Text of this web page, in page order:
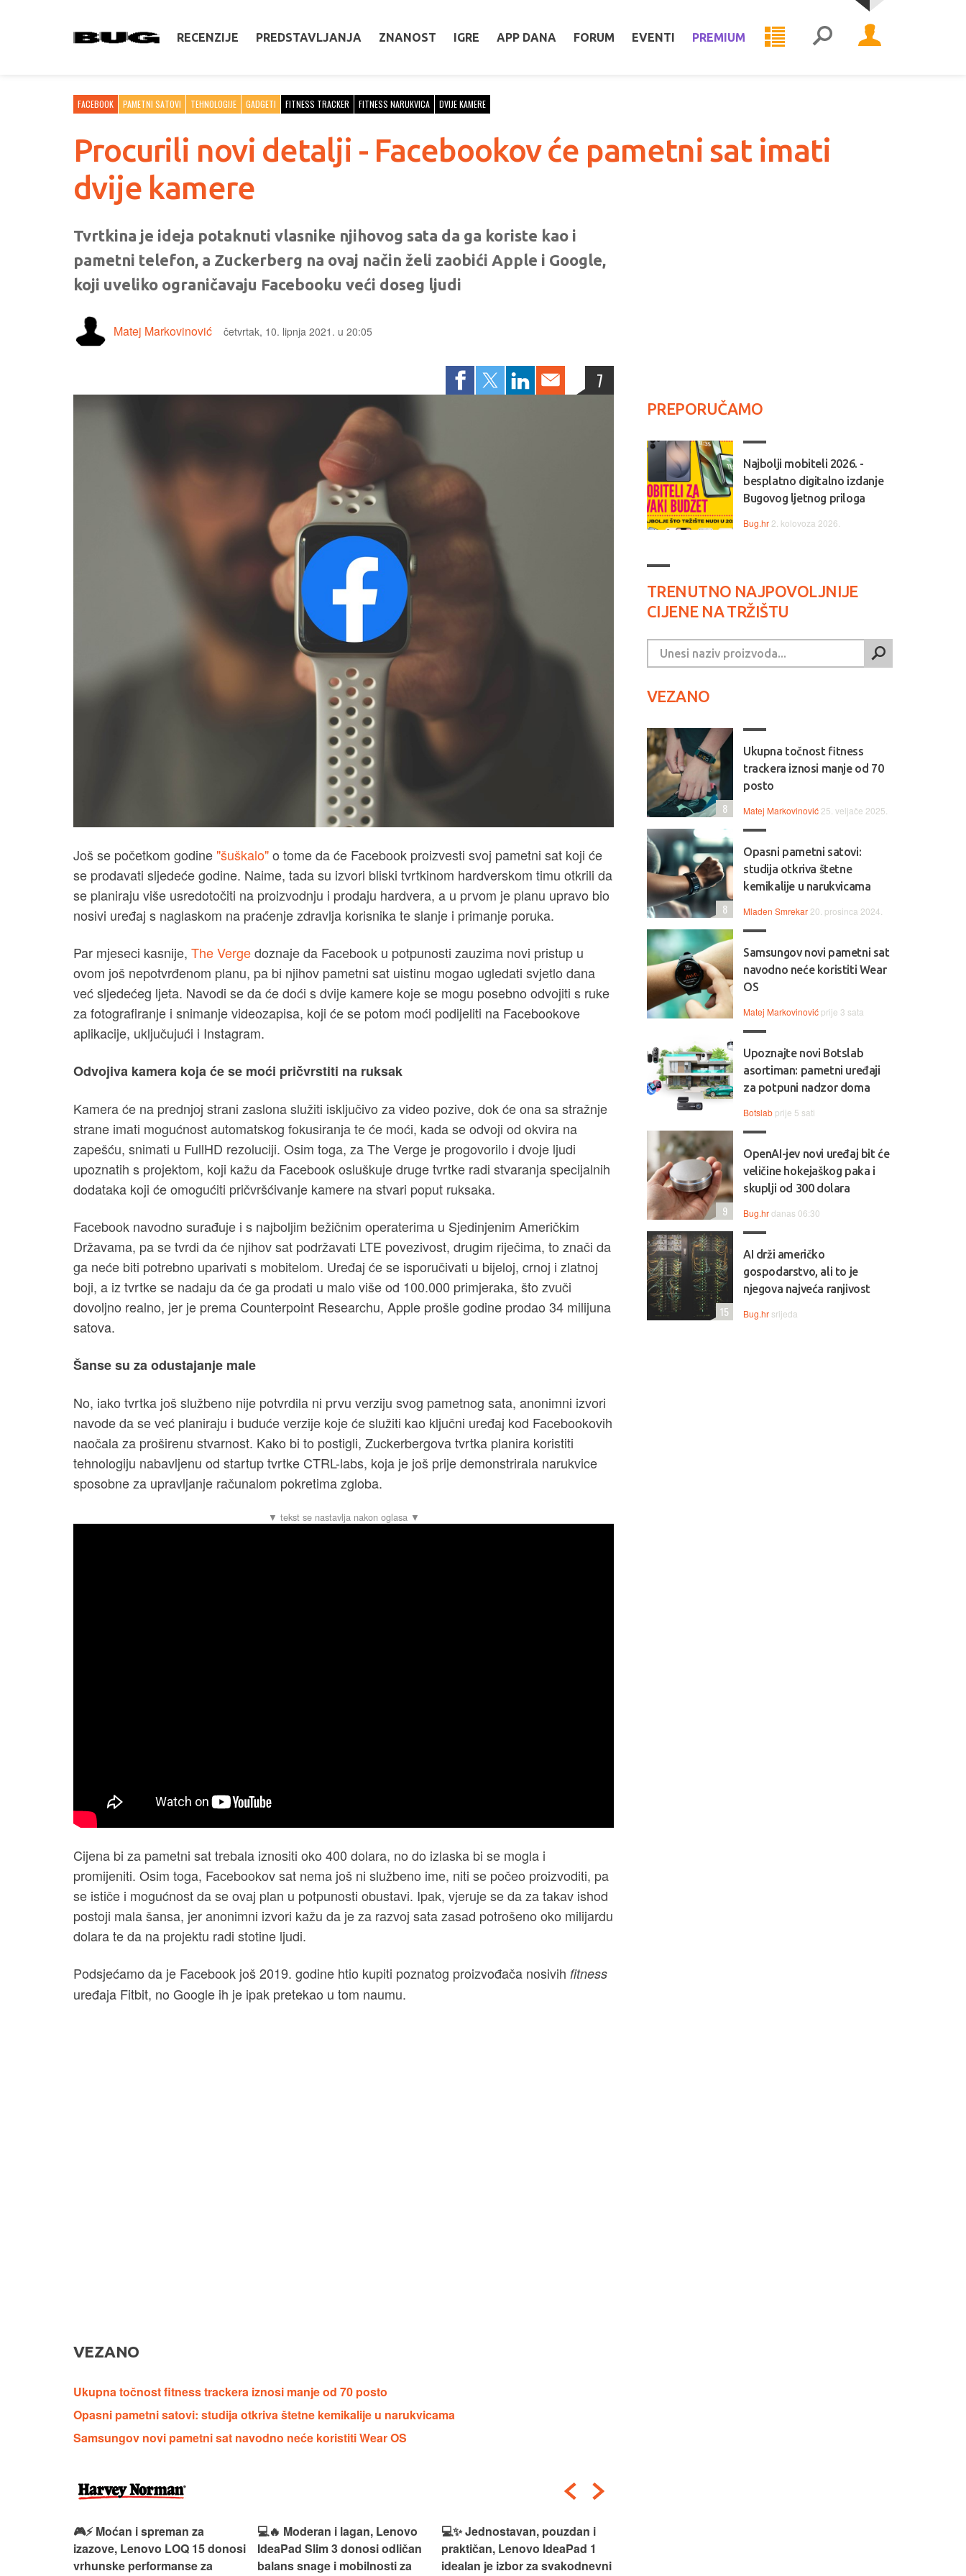
RECENZIJE PREDSTAVLJANJA ZNANOST IGRE APP DANA FORUM EVENTI PREMIUM
FACEBOOK PAMETNI SATOVI TEHNOLOGIJE GADGETI FITNESS TRACKER FITNESS NARUKVICA DVIJE KAMERE
Procurili novi detalji - Facebookov će pametni sat imati
dvije kamere
Tvrtkina je ideja potaknuti vlasnike njihovog sata da ga koriste kao i
pametni telefon, a Zuckerberg na ovaj način želi zaobići Apple i Google,
koji uveliko ograničavaju Facebooku veći doseg ljudi
Matej Markovinović četvrtak, 10. lipnja 2021. u 20:05
7
Još se početkom godine "šuškalo"o tome da će Facebook proizvesti svoj pametni sat koji će
se prodavati sljedeće godine. Naime, tada su izvori bliski tvrtkinom hardverskom timu otkrili da
se planiraju više usredotočiti na proizvodnju i prodaju hardvera, a u prvom je planu upravo bio
nosivi uređaj s naglaskom na praćenje zdravlja korisnika te slanje i primanje poruka.
Par mjeseci kasnije, The Vergedoznaje da Facebook u potpunosti zauzima novi pristup u
ovom još nepotvrđenom planu, pa bi njihov pametni sat uistinu mogao ugledati svjetlo dana
već sljedećeg ljeta. Navodi se da će doći s dvije kamere koje se mogu posebno odvojiti s ruke
za fotografiranje i snimanje videozapisa, koji će se potom moći podijeliti na Facebookove
aplikacije, uključujući i Instagram.
Odvojiva kamera koja će se moći pričvrstiti na ruksak
Kamera će na prednjoj strani zaslona služiti isključivo za video pozive, dok će ona sa stražnje
strane imati mogućnost automatskog fokusiranja te će moći, kada se odvoji od okvira na
zapešću, snimati u FullHD rezoluciji. Osim toga, za The Verge je progovorilo i dvoje ljudi
upoznatih s projektom, koji kažu da Facebook osluškuje druge tvrtke radi stvaranja specijalnih
dodataka koji će omogućiti pričvršćivanje kamere na stvari poput ruksaka.
Facebook navodno surađuje i s najboljim bežičnim operaterima u Sjedinjenim Američkim
Državama, pa se tvrdi da će njihov sat podržavati LTE povezivost, drugim riječima, to znači da
ga neće biti potrebno uparivati s mobitelom. Uređaj će se isporučivati u bijeloj, crnoj i zlatnoj
boji, a iz tvrtke se nadaju da će ga prodati u malo više od 100.000 primjeraka, što zvuči
dovoljno realno, jer je prema Counterpoint Researchu, Apple prošle godine prodao 34 milijuna
satova.
Šanse su za odustajanje male
No, iako tvrtka još službeno nije potvrdila ni prvu verziju svog pametnog sata, anonimni izvori
navode da se već planiraju i buduće verzije koje će služiti kao ključni uređaj kod Facebookovih
naočala za proširenu stvarnost. Kako bi to postigli, Zuckerbergova tvrtka planira koristiti
tehnologiju nabavljenu od startup tvrtke CTRL-labs, koja je još prije demonstrirala narukvice
sposobne za upravljanje računalom pokretima zgloba.
Cijena bi za pametni sat trebala iznositi oko 400 dolara, no do izlaska bi se mogla i
promijeniti. Osim toga, Facebookov sat nema još ni službeno ime, niti se počeo proizvoditi, pa
se ističe i mogućnost da se ovaj plan u potpunosti obustavi. Ipak, vjeruje se da za takav ishod
postoji mala šansa, jer anonimni izvori kažu da je za razvoj sata zasad potrošeno oko milijardu
dolara te da na projektu radi stotine ljudi.
Podsjećamo da je Facebook još 2019. godine htio kupiti poznatog proizvođača nosivih fitness
uređaja Fitbit, no Google ih je ipak pretekao u tom naumu.
VEZANO
Ukupna točnost fitness trackera iznosi manje od 70 posto
Opasni pametni satovi: studija otkriva štetne kemikalije u narukvicama
Samsungov novi pametni sat navodno neće koristiti Wear OS
🎮⚡ Moćan i spreman za
izazove, Lenovo LOQ 15 donosi
vrhunske performanse za
💻🔥 Moderan i lagan, Lenovo
IdeaPad Slim 3 donosi odličan
balans snage i mobilnosti za
💻✨ Jednostavan, pouzdan i
praktičan, Lenovo IdeaPad 1
idealan je izbor za svakodnevni
PREPORUČAMO
Najbolji mobiteli 2026. -
besplatno digitalno izdanje
Bugovog ljetnog priloga
Bug.hr 2. kolovoza 2026.
TRENUTNO NAJPOVOLJNIJE
CIJENE NA TRŽIŠTU
VEZANO
Ukupna točnost fitness
trackera iznosi manje od 70
posto
Matej Markovinović 25. veljače 2025.
8
Opasni pametni satovi:
studija otkriva štetne
kemikalije u narukvicama
Mladen Smrekar 20. prosinca 2024.
8
Samsungov novi pametni sat
navodno neće koristiti Wear
OS
Matej Markovinović prije 3 sata
Upoznajte novi Botslab
asortiman: pametni uređaji
za potpuni nadzor doma
Botslab prije 5 sati
OpenAI-jev novi uređaj bit će
veličine hokejaškog paka i
skuplji od 300 dolara
Bug.hrdanas 06:30
9
AI drži američko
gospodarstvo, ali to je
njegova najveća ranjivost
Bug.hr srijeda
15